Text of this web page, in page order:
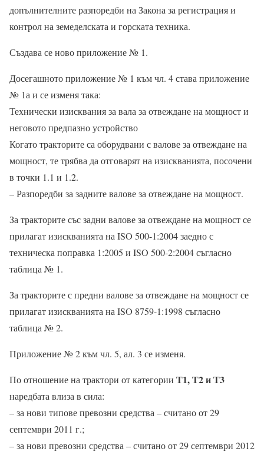
допълнителните разпоредби на Закона за регистрация и
контрол на земеделската и горската техника.
Създава се ново приложение № 1.
Досегашното приложение № 1 към чл. 4 става приложение
№ 1а и се изменя така:
Технически изисквания за вала за отвеждане на мощност и
неговото предпазно устройство
Когато тракторите са оборудвани с валове за отвеждане на
мощност, те трябва да отговарят на изискванията, посочени
в точки 1.1 и 1.2.
– Разпоредби за задните валове за отвеждане на мощност.
За тракторите със задни валове за отвеждане на мощност се
прилагат изискванията на ISO 500-1:2004 заедно с
техническа поправка 1:2005 и ISO 500-2:2004 съгласно
таблица № 1.
За тракторите с предни валове за отвеждане на мощност се
прилагат изискванията на ISO 8759-1:1998 съгласно
таблица № 2.
Приложение № 2 към чл. 5, ал. 3 се изменя.
По отношение на трактори от категории Т1, Т2 и Т3
наредбата влиза в сила:
– за нови типове превозни средства – считано от 29
септември 2011 г.;
– за нови превозни средства – считано от 29 септември 2012